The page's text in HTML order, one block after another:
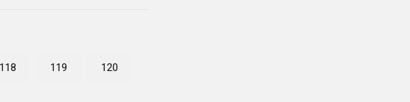
118 119 120